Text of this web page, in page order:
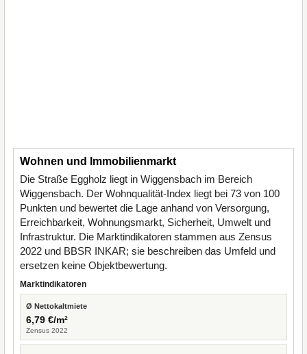
Wohnen und Immobilienmarkt
Die Straße Eggholz liegt in Wiggensbach im Bereich
Wiggensbach. Der Wohnqualität-Index liegt bei 73 von 100
Punkten und bewertet die Lage anhand von Versorgung,
Erreichbarkeit, Wohnungsmarkt, Sicherheit, Umwelt und
Infrastruktur. Die Marktindikatoren stammen aus Zensus
2022 und BBSR INKAR; sie beschreiben das Umfeld und
ersetzen keine Objektbewertung.
Marktindikatoren
Ø Nettokaltmiete
6,79 €/m²
Zensus 2022